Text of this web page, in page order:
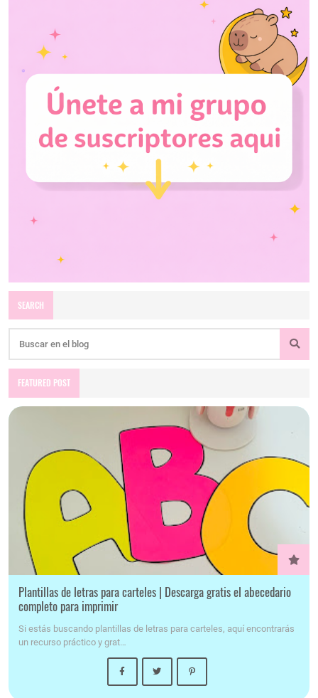
SEARCH
FEATURED POST
Plantillas de letras para carteles | Descarga gratis el abecedario
completo para imprimir
Si estás buscando plantillas de letras para carteles, aquí encontrarás
un recurso práctico y grat…